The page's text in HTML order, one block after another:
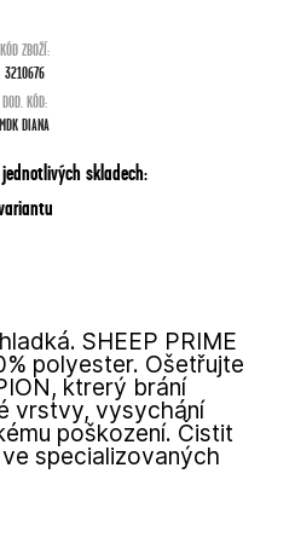
KÓD ZBOŽÍ:
3210676
DOD. KÓD:
MDK DIANA
skladech:
SHEEP PRIME
polyester. Ošetřujte
ktrerý brání
vrstvy, vysychání
poškození. Čistit
specializovaných